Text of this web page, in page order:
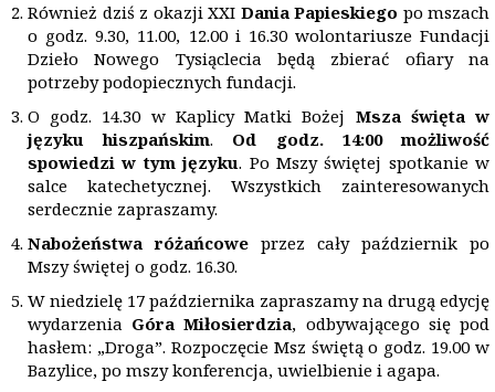
Również dziś z okazji XXI Dania Papieskiego po mszach
o godz. 9.30, 11.00, 12.00 i 16.30 wolontariusze Fundacji
Dzieło Nowego Tysiąclecia będą zbierać ofiary na
potrzeby podopiecznych fundacji.
O godz. 14.30 w Kaplicy Matki Bożej Msza święta w
języku hiszpańskim. Od godz. 14:00 możliwość
spowiedzi w tym języku. Po Mszy świętej spotkanie w
salce katechetycznej. Wszystkich zainteresowanych
serdecznie zapraszamy.
Nabożeństwa różańcowe przez cały październik po
Mszy świętej o godz. 16.30.
W niedzielę 17 października zapraszamy na drugą edycję
wydarzenia Góra Miłosierdzia, odbywającego się pod
hasłem: „Droga”. Rozpoczęcie Msz świętą o godz. 19.00 w
Bazylice, po mszy konferencja, uwielbienie i agapa.